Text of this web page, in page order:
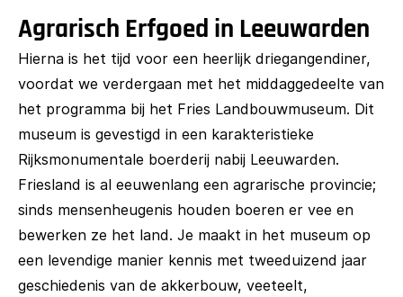
Agrarisch Erfgoed in Leeuwarden
Hierna is het tijd voor een heerlijk driegangendiner,
voordat we verdergaan met het middaggedeelte van
het programma bij het Fries Landbouwmuseum. Dit
museum is gevestigd in een karakteristieke
Rijksmonumentale boerderij nabij Leeuwarden.
Friesland is al eeuwenlang een agrarische provincie;
sinds mensenheugenis houden boeren er vee en
bewerken ze het land. Je maakt in het museum op
een levendige manier kennis met tweeduizend jaar
geschiedenis van de akkerbouw, veeteelt,